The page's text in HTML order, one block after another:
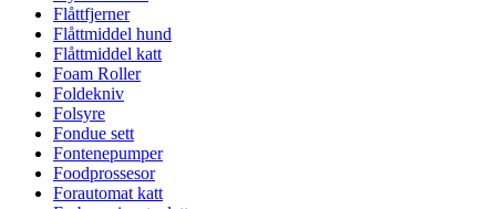
Flåttfjerner
Flåttmiddel hund
Flåttmiddel katt
Foam Roller
Foldekniv
Folsyre
Fondue sett
Fontenepumper
Foodprossesor
Forautomat katt